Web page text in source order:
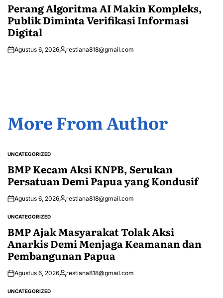
Perang Algoritma AI Makin Kompleks,
Publik Diminta Verifikasi Informasi
Digital
Agustus 6, 2026Posted
restiana818@gmail.com
More From Author
POSTED
UNCATEGORIZED
BMP Kecam Aksi KNPB, Serukan
Persatuan Demi Papua yang Kondusif
Agustus 6, 2026Posted
restiana818@gmail.com
POSTED
UNCATEGORIZED
BMP Ajak Masyarakat Tolak Aksi
Anarkis Demi Menjaga Keamanan dan
Pembangunan Papua
Agustus 6, 2026Posted
restiana818@gmail.com
POSTED
UNCATEGORIZED